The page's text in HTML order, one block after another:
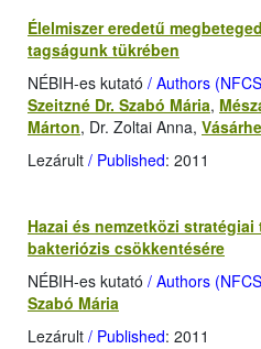
Élelmiszer eredetű
tagságunk tükrében
NÉBIH-es kutató / Authors
Szeitzné Dr. Szabó Mária,
Márton, Dr. Zoltai Anna,
Lezárult / Published: 2011
Hazai és nemzetközi
bakteriózis csökkentésére
NÉBIH-es kutató / Authors
Szabó Mária
Lezárult / Published: 2011